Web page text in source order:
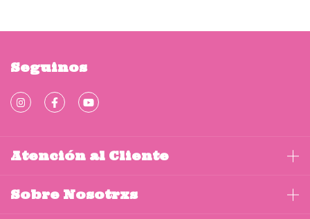
Seguinos
Atención al Cliente
Sobre Nosotrxs